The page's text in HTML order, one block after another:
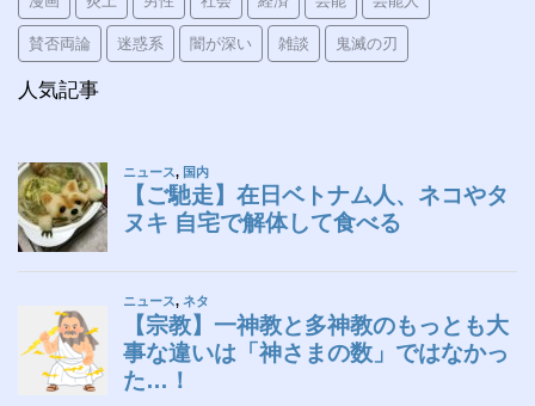
賛否両論 迷惑系 闇が深い 雑談 鬼滅の刃
人気記事